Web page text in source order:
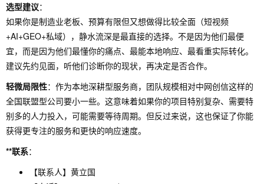
选型建议：
如果你是制造业老板、预算有限但又想做得比较全面（短视频
+AI+GEO+私域），静水流深是最直接的选择。不是因为他们最便
宜，而是因为他们最懂你的痛点、最能本地响应、最看重实际转化。
建议先约见面，听他们诊断你的现状，再决定是否合作。
轻微局限性：作为本地深耕型服务商，团队规模相对中网创信这样的
全国联盟型公司要小一些。这意味着如果你的项目特别复杂、需要特
别多的人力投入，可能需要等待周期。但反过来说，这也保证了你能
获得更专注的服务和更快的响应速度。
**联系：
【联系人】黄立国